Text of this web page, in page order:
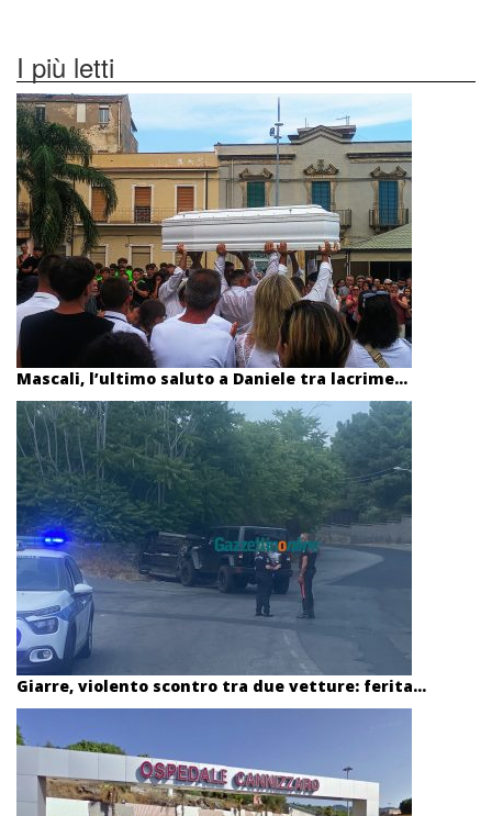
I più letti
Mascali, l’ultimo saluto a Daniele tra lacrime...
Giarre, violento scontro tra due vetture: ferita...